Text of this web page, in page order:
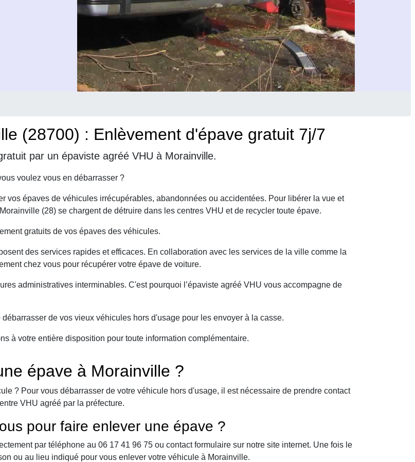
(28700) : Enlèvement d'épave gratuit 7j/7
par un épaviste agréé VHU à Morainville.
voulez vous en débarrasser ?
vos épaves de véhicules irrécupérables, abandonnées ou accidentées. Pour libérer la vue et
(28) se chargent de détruire dans les centres VHU et de recycler toute épave.
gratuits de vos épaves des véhicules.
des services rapides et efficaces. En collaboration avec les services de la ville comme la
chez vous pour récupérer votre épave de voiture.
administratives interminables. C'est pourquoi l’épaviste agréé VHU vous accompagne de
de vos vieux véhicules hors d'usage pour les envoyer à la casse.
à votre entière disposition pour toute information complémentaire.
épave à Morainville ?
? Pour vous débarrasser de votre véhicule hors d'usage, il est nécessaire de prendre contact
VHU agréé par la préfecture.
pour faire enlever une épave ?
par téléphone au 06 17 41 96 75 ou contact formulaire sur notre site internet. Une fois le
ou au lieu indiqué pour vous enlever votre véhicule à Morainville.